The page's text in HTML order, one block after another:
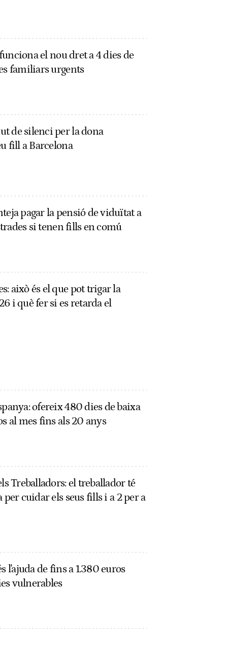
el nou dret a 4 dies de
familiars urgents
de silenci per la dona
fill a Barcelona
pagar la pensió de viduïtat a
si tenen fills en comú
això és el que pot trigar la
i què fer si es retarda el
ofereix 480 dies de baixa
al mes fins als 20 anys
Treballadors: el treballador té
per cuidar els seus fills i a 2 per a
l'ajuda de fins a 1.380 euros
vulnerables